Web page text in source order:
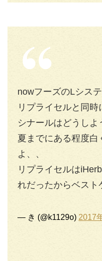
nowフーズのLシス
リプライセルと同時
シナールはどうしよ
夏までにある程度
よ、、
リプライセルは
れだったからベスト
— き (@k1129o) 2017